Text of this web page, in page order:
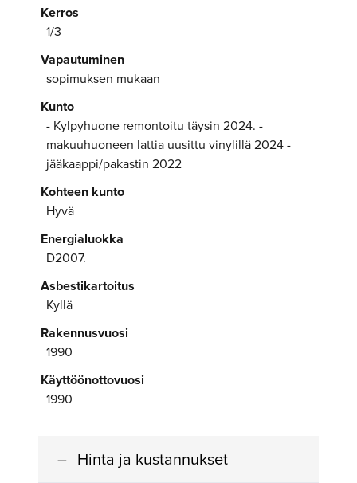
Kerros
1/3
Vapautuminen
sopimuksen mukaan
Kunto
- Kylpyhuone remontoitu täysin 2024. -
makuuhuoneen lattia uusittu vinylillä 2024 -
jääkaappi/pakastin 2022
Kohteen kunto
Hyvä
Energialuokka
D2007.
Asbestikartoitus
Kyllä
Rakennusvuosi
1990
Käyttöönottovuosi
1990
Hinta ja kustannukset